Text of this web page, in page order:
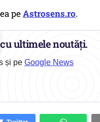
peAstrosens.ro.
ultimele noutăți.
și pe Google News